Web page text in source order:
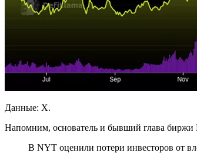
Данные: X.
Напомним, основатель и бывший глава биржи
В NYT оценили потери инвесторов от